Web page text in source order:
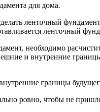
для дома.
ленточный
ленточный
необходимо
и внутренние
границы
ровно, чтобы не